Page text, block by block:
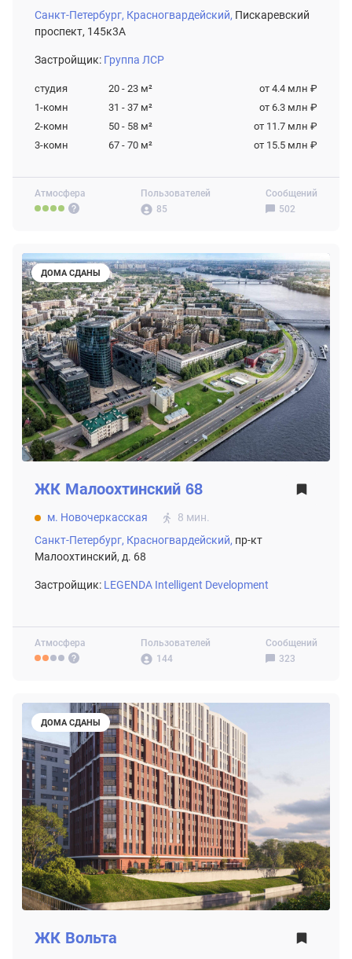
Атмосфера
Пользователей
85
Сообщений
502
Санкт-Петербург, Красногвардейский, Пискаревский
проспект, 145к3А
Застройщик: Группа ЛСР
студия 20 - 23 м²
от 4.4 млн ₽
1-комн
31 - 37 м²
от 6.3 млн ₽
2-комн
50 - 58 м²
от 11.7 млн ₽
3-комн
67 - 70 м² от 15.5 млн ₽
ДОМА СДАНЫ
Атмосфера
Пользователей
144
Сообщений
323
ЖК Малоохтинский 68
м. Новочеркасская
8 мин.
Санкт-Петербург, Красногвардейский, пр-кт
Малоохтинский, д. 68
Застройщик: LEGENDA Intelligent Development
ДОМА СДАНЫ
ЖК Вольта